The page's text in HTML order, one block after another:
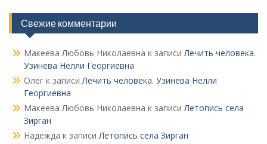
Свежие комментарии
Макеева Любовь Николаевна к записиЛечить человека.
Узинева Нелли Георгиевна
Олег к записиЛечить человека. Узинева Нелли
Георгиевна
Макеева Любовь Николаевна к записиЛетопись села
Зирган
Надежда к записиЛетопись села Зирган